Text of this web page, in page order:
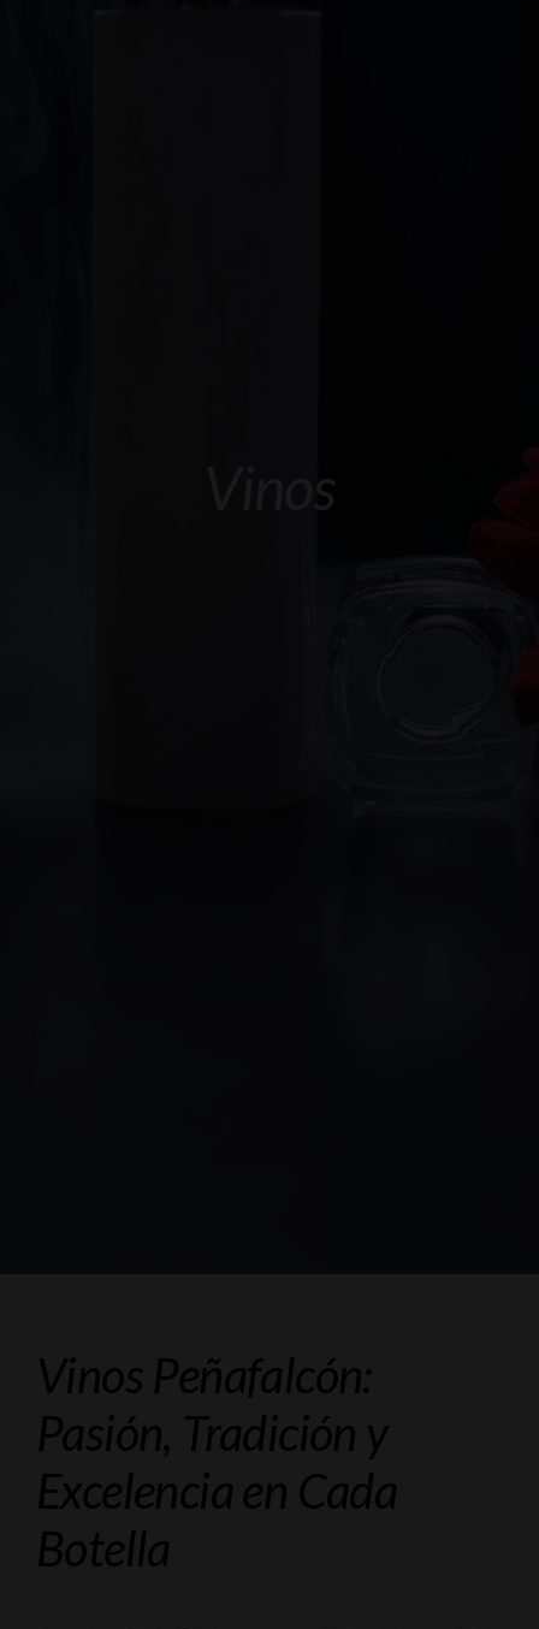
Vinos
Vinos Peñafalcón:
Pasión, Tradición y
Excelencia en Cada
Botella